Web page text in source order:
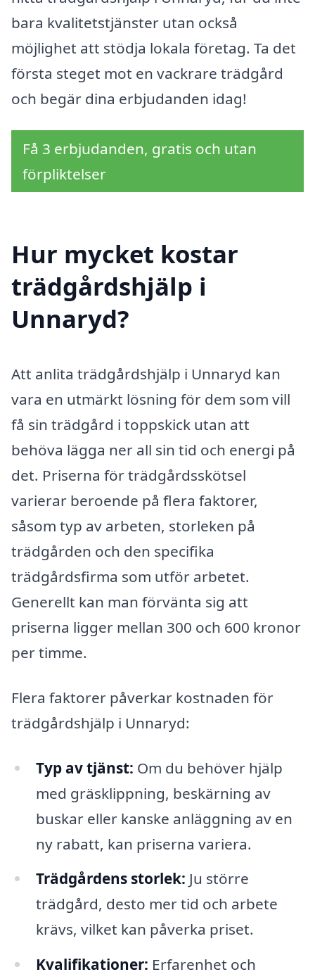
bara kvalitetstjänster utan också
möjlighet att stödja lokala företag. Ta det
första steget mot en vackrare trädgård
och begär dina erbjudanden idag!
Få 3 erbjudanden, gratis och utan
förpliktelser
Hur mycket kostar
trädgårdshjälp i
Unnaryd?
Att anlita trädgårdshjälp i Unnaryd kan
vara en utmärkt lösning för dem som vill
få sin trädgård i toppskick utan att
behöva lägga ner all sin tid och energi på
det. Priserna för trädgårdsskötsel
varierar beroende på flera faktorer,
såsom typ av arbeten, storleken på
trädgården och den specifika
trädgårdsfirma som utför arbetet.
Generellt kan man förvänta sig att
priserna ligger mellan 300 och 600 kronor
per timme.
Flera faktorer påverkar kostnaden för
trädgårdshjälp i Unnaryd:
Typ av tjänst: Om du behöver hjälp
med gräsklippning, beskärning av
buskar eller kanske anläggning av en
ny rabatt, kan priserna variera.
Trädgårdens storlek: Ju större
trädgård, desto mer tid och arbete
krävs, vilket kan påverka priset.
Kvalifikationer: Erfarenhet och